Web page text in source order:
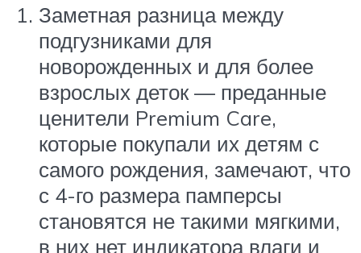
Заметная разница между
подгузниками для
новорожденных и для более
взрослых деток — преданные
ценители Premium Care,
которые покупали их детям с
самого рождения, замечают, что
с 4-го размера памперсы
становятся не такими мягкими,
в них нет индикатора влаги и